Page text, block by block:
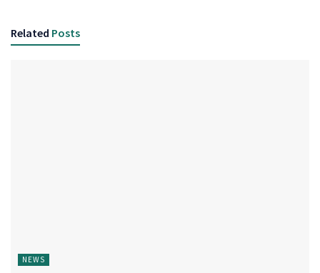
Related Posts
NEWS